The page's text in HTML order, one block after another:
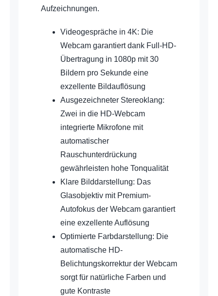
Aufzeichnungen.
Videogespräche in 4K: Die
Webcam garantiert dank Full-HD-
Übertragung in 1080p mit 30
Bildern pro Sekunde eine
exzellente Bildauflösung
Ausgezeichneter Stereoklang:
Zwei in die HD-Webcam
integrierte Mikrofone mit
automatischer
Rauschunterdrückung
gewährleisten hohe Tonqualität
Klare Bilddarstellung: Das
Glasobjektiv mit Premium-
Autofokus der Webcam garantiert
eine exzellente Auflösung
Optimierte Farbdarstellung: Die
automatische HD-
Belichtungskorrektur der Webcam
sorgt für natürliche Farben und
gute Kontraste